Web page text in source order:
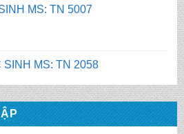
MS: TN 2058
SINH MS: TN 2056
SINH MS: TN 2070